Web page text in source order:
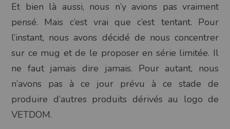
Et bien là aussi, nous n’y avions pas vraiment
pensé. Mais c’est vrai que c’est tentant. Pour
l’instant, nous avons décidé de nous concentrer
sur ce mug et de le proposer en série limitée. Il
ne faut jamais dire jamais. Pour autant, nous
n’avons pas à ce jour prévu à ce stade de
produire d’autres produits dérivés au logo de
VETDOM.